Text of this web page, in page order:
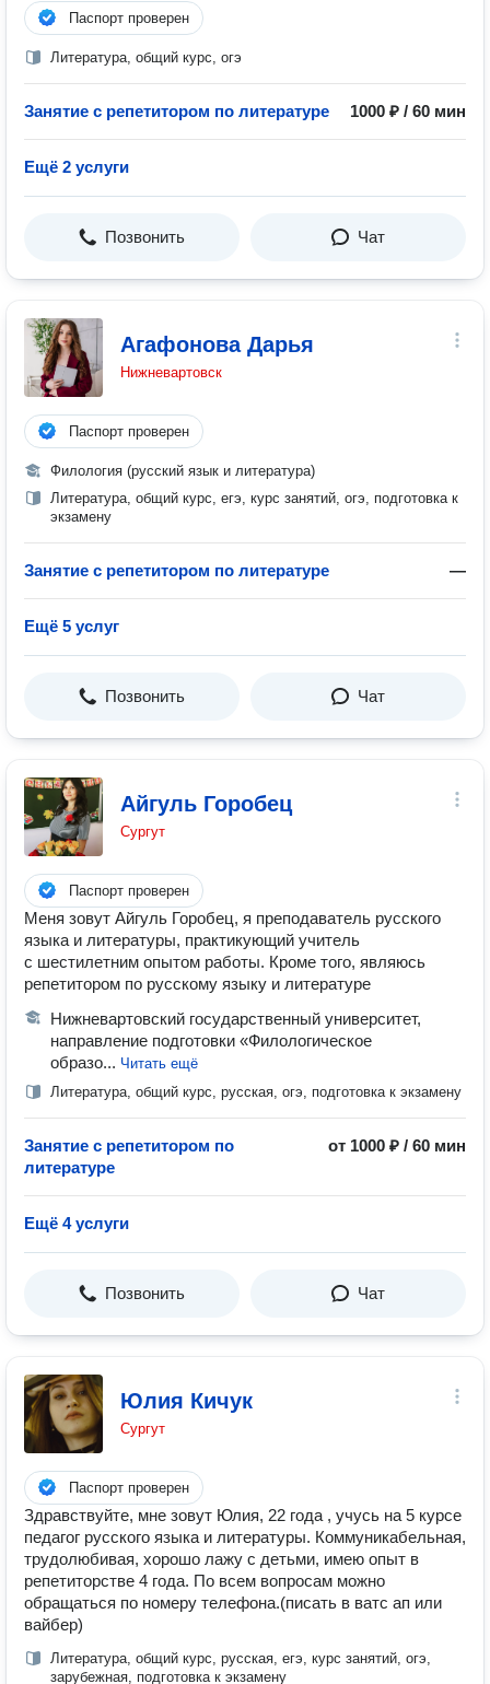
Паспорт проверен
Литература, общий курс, огэ
Занятие с репетитором по литературе 1000 ₽ / 60 мин
Ещё 2 услуги
Позвонить Чат
Агафонова Дарья
Нижневартовск
Паспорт проверен
Филология (русский язык и литература)
Литература, общий курс, егэ, курс занятий, огэ, подготовка к
экзамену
Занятие с репетитором по литературе —
Ещё 5 услуг
Позвонить Чат
Айгуль Горобец
Сургут
Паспорт проверен
Меня зовут Айгуль Горобец, я преподаватель русского
языка и литературы, практикующий учитель
с шестилетним опытом работы. Кроме того, являюсь
репетитором по русскому языку и литературе
Нижневартовский государственный университет,
направление подготовки «Филологическое
образо... Читать ещё
Литература, общий курс, русская, огэ, подготовка к экзамену
Занятие с репетитором по
литературе
от 1000 ₽ / 60 мин
Ещё 4 услуги
Позвонить Чат
Юлия Кичук
Сургут
Паспорт проверен
Здравствуйте, мне зовут Юлия, 22 года , учусь на 5 курсе
педагог русского языка и литературы. Коммуникабельная,
трудолюбивая, хорошо лажу с детьми, имею опыт в
репетиторстве 4 года. По всем вопросам можно
обращаться по номеру телефона.(писать в ватс ап или
вайбер)
Литература, общий курс, русская, егэ, курс занятий, огэ,
зарубежная, подготовка к экзамену